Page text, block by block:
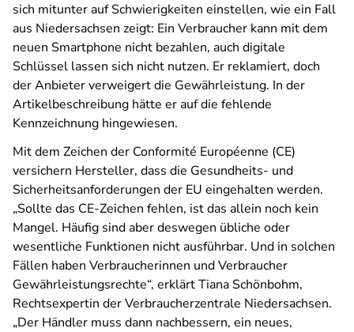
sich mitunter auf Schwierigkeiten einstellen, wie ein Fall
aus Niedersachsen zeigt: Ein Verbraucher kann mit dem
neuen Smartphone nicht bezahlen, auch digitale
Schlüssel lassen sich nicht nutzen. Er reklamiert, doch
der Anbieter verweigert die Gewährleistung. In der
Artikelbeschreibung hätte er auf die fehlende
Kennzeichnung hingewiesen.
Mit dem Zeichen der Conformité Européenne (CE)
versichern Hersteller, dass die Gesundheits- und
Sicherheitsanforderungen der EU eingehalten werden.
„Sollte das CE-Zeichen fehlen, ist das allein noch kein
Mangel. Häufig sind aber deswegen übliche oder
wesentliche Funktionen nicht ausführbar. Und in solchen
Fällen haben Verbraucherinnen und Verbraucher
Gewährleistungsrechte“, erklärt Tiana Schönbohm,
Rechtsexpertin der Verbraucherzentrale Niedersachsen.
„Der Händler muss dann nachbessern, ein neues,